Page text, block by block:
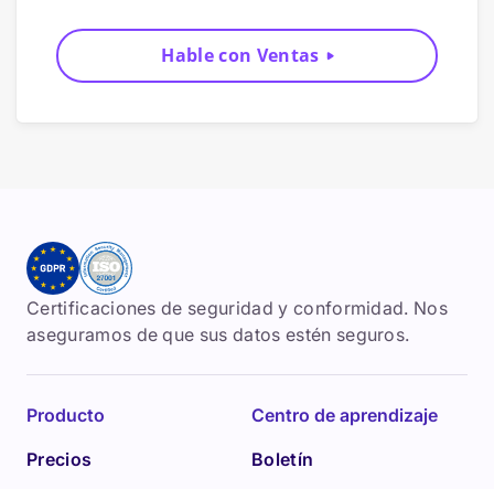
Hable con Ventas
Certificaciones de seguridad y conformidad. Nos
aseguramos de que sus datos estén seguros.
Producto
Precios
Centro de aprendizaje
Boletín